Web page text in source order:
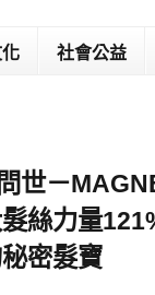
社會公益
世－
絲力量
密髮寶